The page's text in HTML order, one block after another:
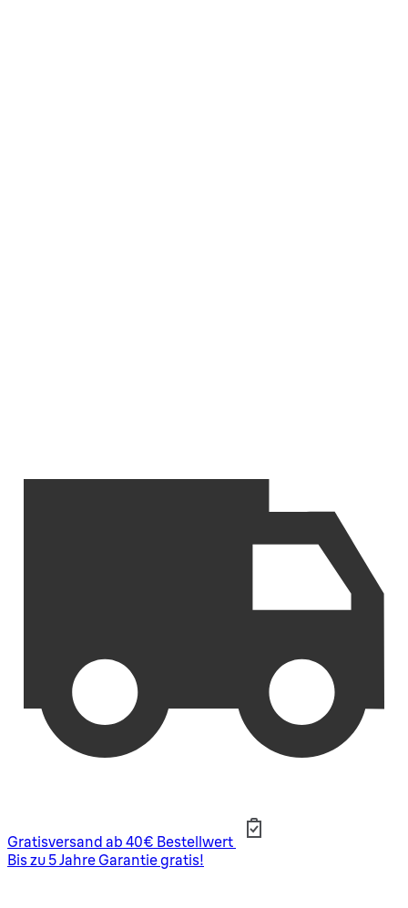
Gratisversand ab 40€ Bestellwert
Bis zu 5 Jahre Garantie gratis!